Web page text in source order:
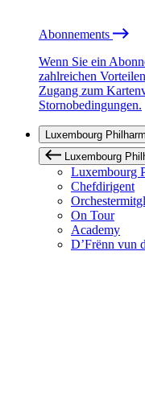
Abonnements
Wenn Sie ein
zahlreichen
Zugang zum
Stornobedingungen.
Luxembourg
Luxembourg
Luxembourg
Chefdirigent
On Tour
Academy
D’Frënn vun